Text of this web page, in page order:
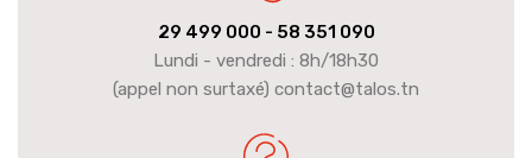
29 499 000 - 58 351 090
Lundi - vendredi : 8h/18h30
(appel non surtaxé) contact@talos.tn